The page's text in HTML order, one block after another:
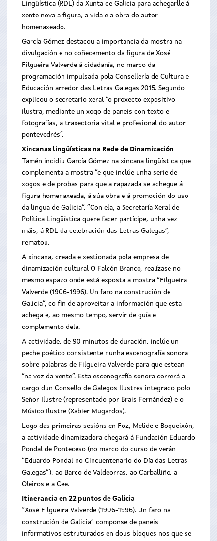
Lingüística (RDL) da Xunta de Galicia para achegarlle á
xente nova a figura, a vida e a obra do autor
homenaxeado.
García Gómez destacou a importancia da mostra na
divulgación e no coñecemento da figura de Xosé
Filgueira Valverde á cidadanía, no marco da
programación impulsada pola Consellería de Cultura e
Educación arredor das Letras Galegas 2015. Segundo
explicou o secretario xeral “o proxecto expositivo
ilustra, mediante un xogo de paneis con texto e
fotografías, a traxectoria vital e profesional do autor
pontevedrés”.
Xincanas lingüísticas na Rede de Dinamización
Tamén incidiu García Gómez na xincana lingüística que
complementa a mostra “e que inclúe unha serie de
xogos e de probas para que a rapazada se achegue á
figura homenaxeada, á súa obra e á promoción do uso
da lingua de Galicia”. “Con ela, a Secretaría Xeral de
Política Lingüística quere facer partícipe, unha vez
máis, á RDL da celebración das Letras Galegas”,
rematou.
A xincana, creada e xestionada pola empresa de
dinamización cultural O Falcón Branco, realízase no
mesmo espazo onde está exposta a mostra “Filgueira
Valverde (1906-1996). Un faro na construción de
Galicia”, co fin de aproveitar a información que esta
achega e, ao mesmo tempo, servir de guía e
complemento dela.
A actividade, de 90 minutos de duración, inclúe un
peche poético consistente nunha escenografía sonora
sobre palabras de Filgueira Valverde para que estean
“na voz da xente”. Esta escenografía sonora correrá a
cargo dun Consello de Galegos Ilustres integrado polo
Señor Ilustre (representado por Brais Fernández) e o
Músico Ilustre (Xabier Mugardos).
Logo das primeiras sesións en Foz, Melide e Boqueixón,
a actividade dinamizadora chegará á Fundación Eduardo
Pondal de Ponteceso (no marco do curso de verán
“Eduardo Pondal no Cincuentenario do Día das Letras
Galegas”), ao Barco de Valdeorras, ao Carballiño, a
Oleiros e a Cee.
Itinerancia en 22 puntos de Galicia
“Xosé Filgueira Valverde (1906-1996). Un faro na
construción de Galicia” componse de paneis
informativos estruturados en dous bloques nos que se